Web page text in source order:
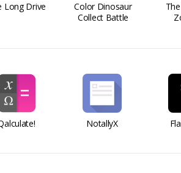
Long Drive
Color Dinosaur
Collect Battle
NotallyX